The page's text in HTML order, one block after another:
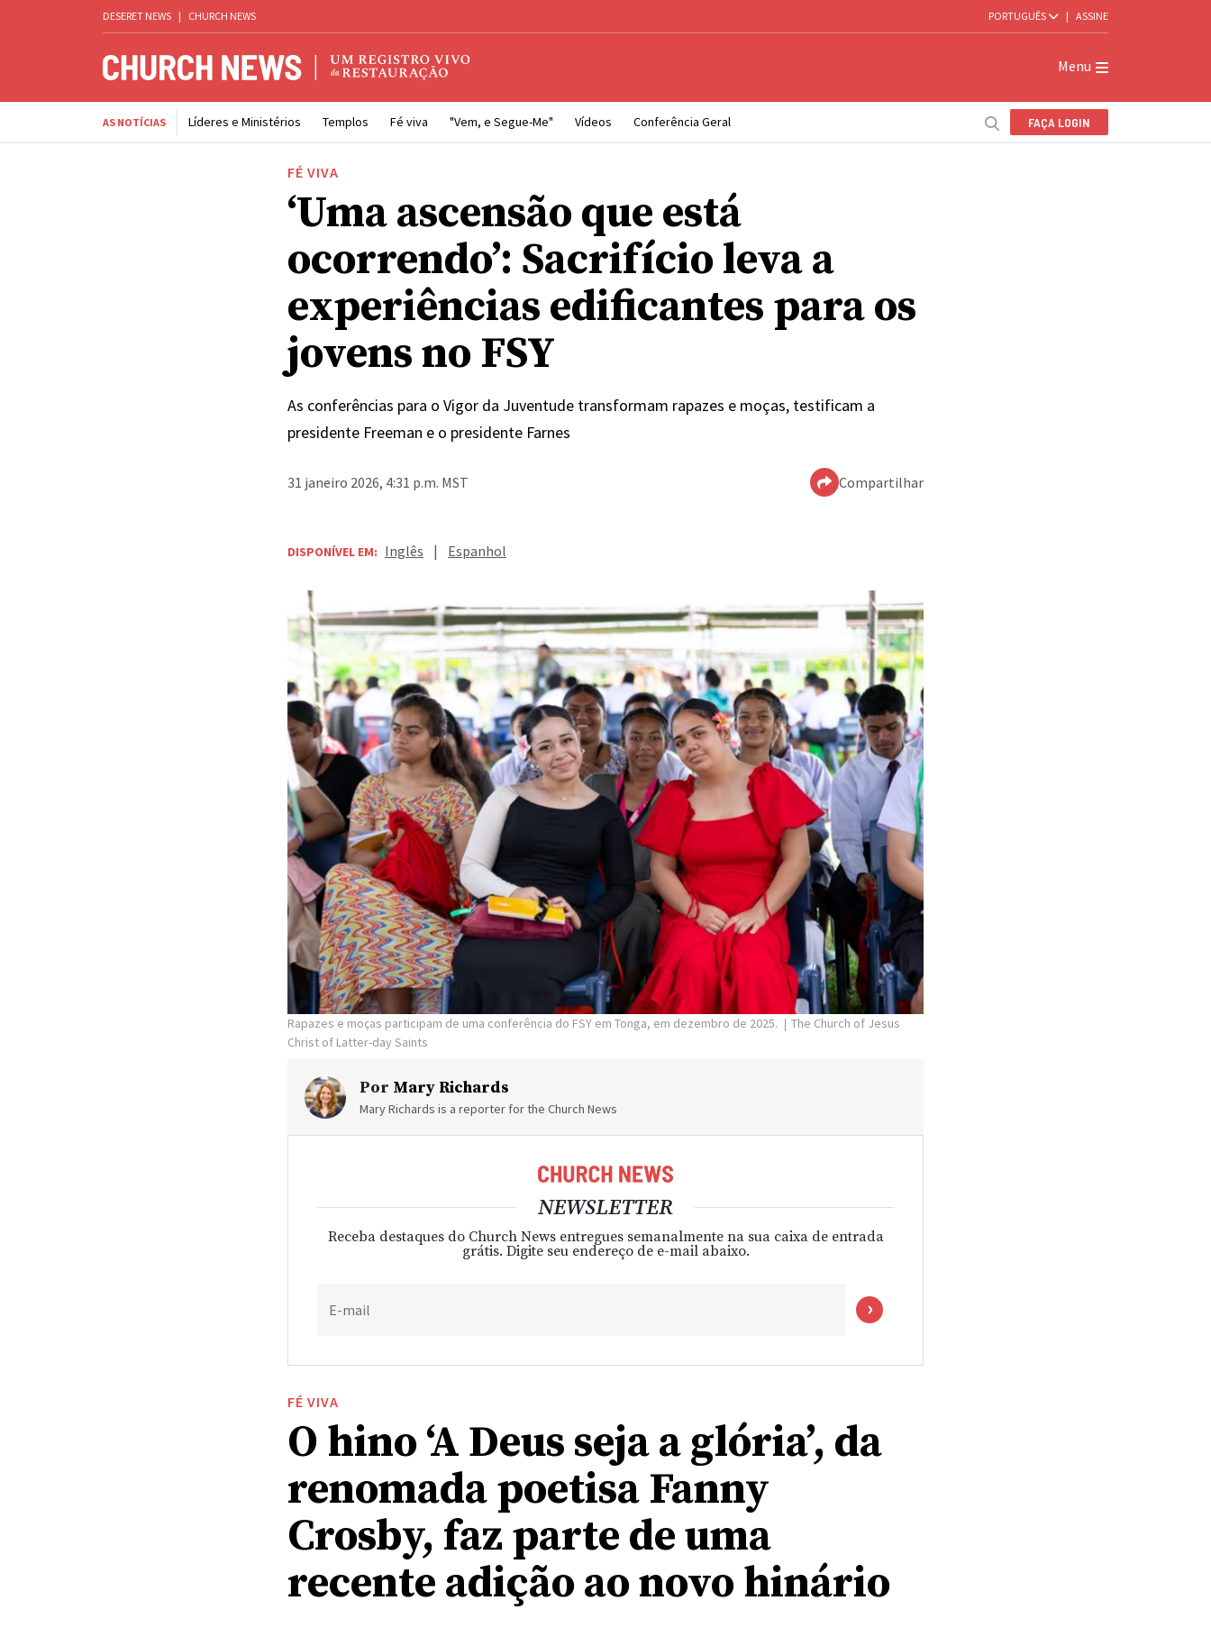
DESERET NEWS | CHURCH NEWS PORTUGUÊS | ASSINE
Menu
AS NOTÍCIAS Líderes e Ministérios Templos Fé viva "Vem, e Segue-Me" Vídeos Conferência Geral FAÇA LOGIN
FÉ VIVA
‘Uma ascensão que está
ocorrendo’: Sacrifício leva a
experiências edificantes para os
jovens no FSY
As conferências para o Vigor da Juventude transformam rapazes e moças, testificam a
presidente Freeman e o presidente Farnes
31 janeiro 2026, 4:31 p.m. MST Compartilhar
DISPONÍVEL EM: Inglês | Espanhol
Rapazes e moças participam de uma conferência do FSY em Tonga, em dezembro de 2025.
The Church of Jesus
Christ of Latter-day Saints
Por Mary Richards
Mary Richards is a reporter for the Church News
NEWSLETTER
Receba destaques do Church News entregues semanalmente na sua caixa de entrada
grátis. Digite seu endereço de e-mail abaixo.
E-mail
FÉ VIVA
O hino ‘A Deus seja a glória’, da
renomada poetisa Fanny
Crosby, faz parte de uma
recente adição ao novo hinário